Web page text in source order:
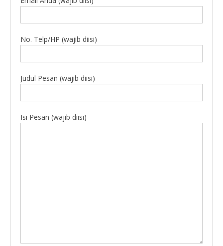
No. Telp/HP (wajib diisi)
Judul Pesan (wajib diisi)
Isi Pesan (wajib diisi)